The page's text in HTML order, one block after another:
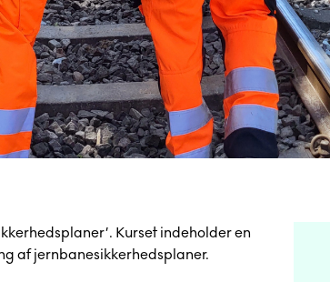
Kurset indeholder en
af jernbanesikkerhedsplaner.